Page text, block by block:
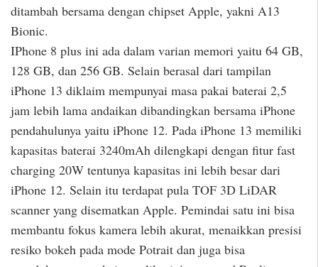
ditambah bersama dengan chipset Apple, yakni A13
Bionic.
IPhone 8 plus ini ada dalam varian memori yaitu 64 GB,
128 GB, dan 256 GB. Selain berasal dari tampilan
iPhone 13 diklaim mempunyai masa pakai baterai 2,5
jam lebih lama andaikan dibandingkan bersama iPhone
pendahulunya yaitu iPhone 12. Pada iPhone 13 memiliki
kapasitas baterai 3240mAh dilengkapi dengan fitur fast
charging 20W tentunya kapasitas ini lebih besar dari
iPhone 12. Selain itu terdapat pula TOF 3D LiDAR
scanner yang disematkan Apple. Pemindai satu ini bisa
membantu fokus kamera lebih akurat, menaikkan presisi
resiko bokeh pada mode Potrait dan juga bisa